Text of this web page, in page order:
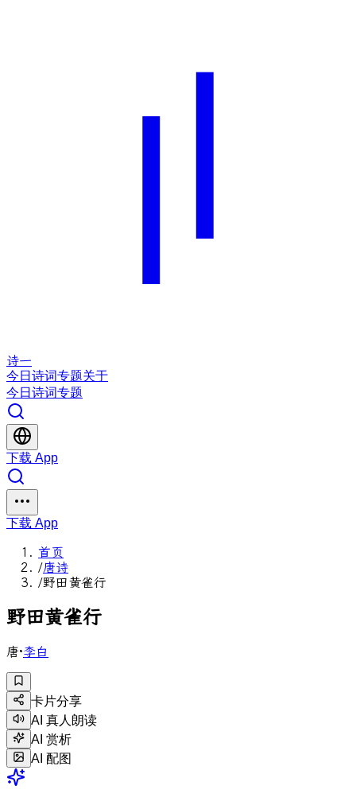
诗一
今日 诗词专题关于
今日 诗词专题
下载 App
下载 App
首页
/唐诗
/野田黄雀行
野田黄雀行
唐·李白
卡片分享
AI 真人朗读
AI 赏析
AI 配图